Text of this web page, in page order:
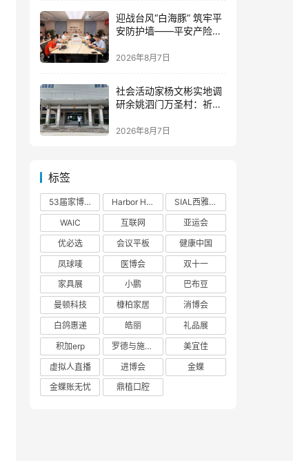
迎战台风“白海豚” 筑牢平
安防护墙——平安产险金
风防御工作
2026年8月7日
社会活动家杨文彬实地调
研余姚泗门万圣村：祈盼
真正有获得感
2026年8月7日
标签
53届家博会 Harbor House
SIAL西雅展
WAIC
互联网
亚运会
优必选
会议平板
健康中国
凤球唛
医博会
双十一
家具展
小鹏
巴布豆
曼顿科技
槺柏家居
消博会
白鸽惠递
皓丽
礼品展
积加erp
罗德与施瓦茨
美宜佳
虚拟人直播
进博会
金蝶
金蝶账无忧
鼎植口腔